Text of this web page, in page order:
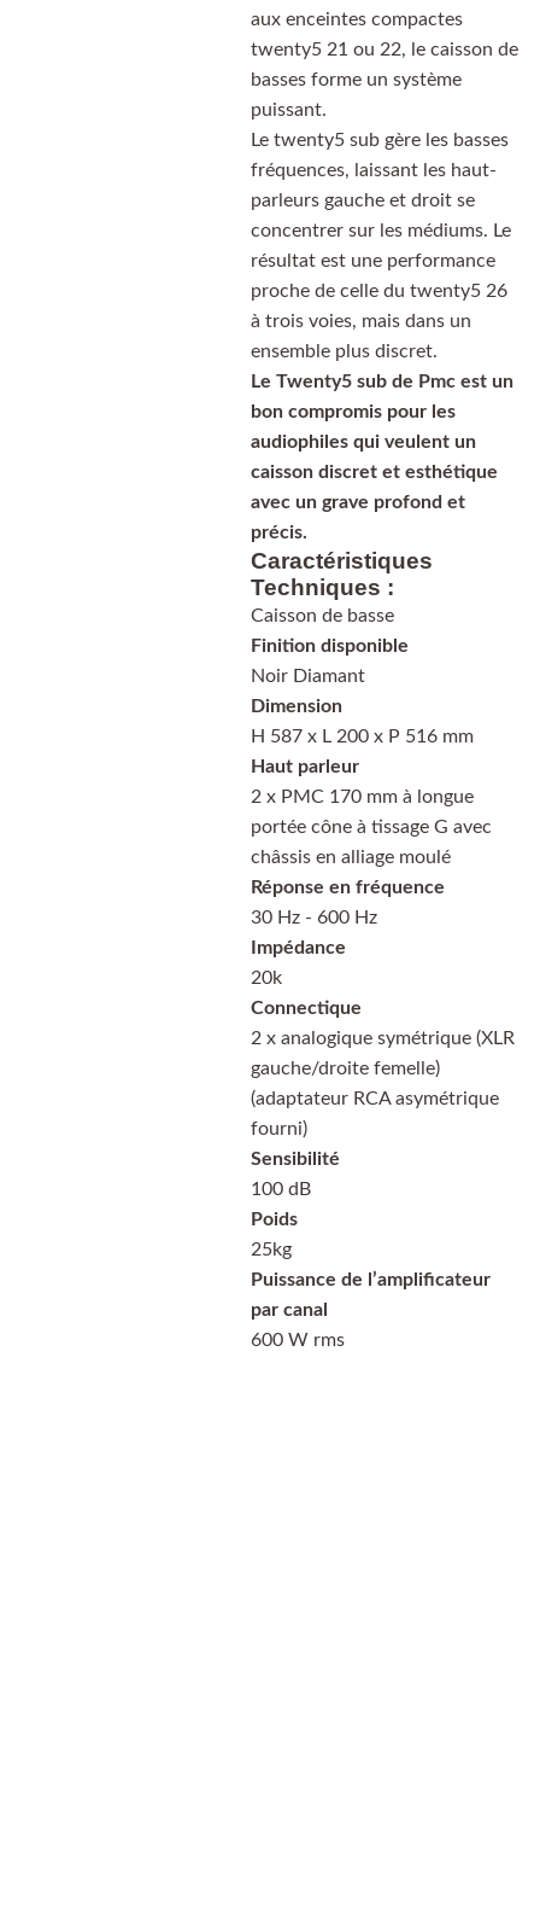
aux enceintes compactes
twenty5 21 ou 22, le caisson de
basses forme un système
puissant.
Le twenty5 sub gère les basses
fréquences, laissant les haut-
parleurs gauche et droit se
concentrer sur les médiums. Le
résultat est une performance
proche de celle du twenty5 26
à trois voies, mais dans un
ensemble plus discret.
Le Twenty5 sub de Pmc est un
bon compromis pour les
audiophiles qui veulent un
caisson discret et esthétique
avec un grave profond et
précis.
Caractéristiques
Techniques :
Caisson de basse
Finition disponible
Noir Diamant
Dimension
H 587 x L 200 x P 516 mm
Haut parleur
2 x PMC 170 mm à longue
portée cône à tissage G avec
châssis en alliage moulé
Réponse en fréquence
30 Hz - 600 Hz
Impédance
20k
Connectique
2 x analogique symétrique (XLR
gauche/droite femelle)
(adaptateur RCA asymétrique
fourni)
Sensibilité
100 dB
Poids
25kg
Puissance de l’amplificateur
par canal
600 W rms